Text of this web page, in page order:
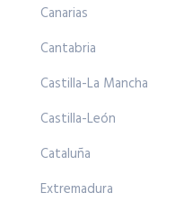
Canarias
Cantabria
Castilla-La Mancha
Castilla-León
Cataluña
Extremadura